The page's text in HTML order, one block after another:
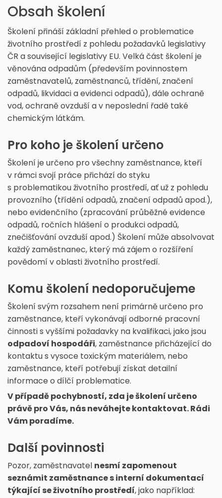
Obsah školení
Školení přináší základní přehled o problematice
životního prostředí z pohledu požadavků legislativy
ČR a související legislativy EU. Velká část školení je
věnována odpadům (především povinnostem
zaměstnavatelů, zaměstnanců, třídění, značení
odpadů, likvidaci a evidenci odpadů), dále ochraně
vod, ochraně ovzduší a v neposlední řadě také
chemickým látkám.
Pro koho je školení určeno
Školení je určeno pro všechny zaměstnance, kteří
v rámci svojí práce přichází do styku
s problematikou životního prostředí, ať už z pohledu
provozního (třídění odpadů, značení odpadů apod.),
nebo evidenčního (zpracování průběžné evidence
odpadů, ročních hlášení o produkci odpadů,
znečišťování ovzduší apod.) Školení může absolvovat
každý zaměstnanec, který má zájem o rozšíření
povědomí v oblasti životního prostředí.
Komu školení nedoporučujeme
Školení svým rozsahem není primárně určeno pro
zaměstnance, kteří vykonávají odborné pracovní
činnosti s vyššími požadavky na kvalifikaci, jako jsou
odpadoví hospodáři, zaměstnance přicházející do
kontaktu s vysoce toxickým materiálem, nebo
zaměstnance, kteří potřebují získat detailní
informace o dílčí problematice.
V případě pochybností, zda je školení určeno
právě pro Vás, nás neváhejte kontaktovat. Rádi
Vám poradíme.
Další povinnosti
Pozor, zaměstnavatel nesmí zapomenout
seznámit zaměstnance s interní dokumentací
týkající se životního prostředí, jako například: